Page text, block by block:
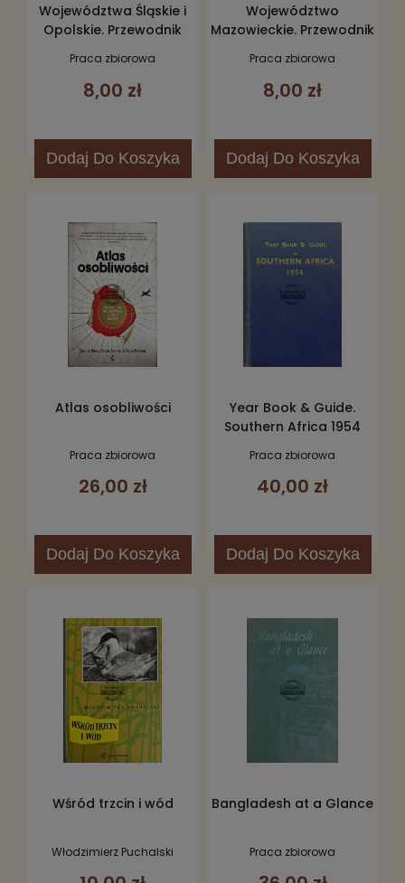
Województwa Śląskie i
Opolskie. Przewodnik
Praca zbiorowa
8,00 zł
Dodaj Do Koszyka
Województwo
Mazowieckie. Przewodnik
Praca zbiorowa
8,00 zł
Dodaj Do Koszyka
Atlas osobliwości
Praca zbiorowa
26,00 zł
Dodaj Do Koszyka
Year Book & Guide.
Southern Africa 1954
Praca zbiorowa
40,00 zł
Dodaj Do Koszyka
Wśród trzcin i wód
Włodzimierz Puchalski
Bangladesh at a Glance
Praca zbiorowa